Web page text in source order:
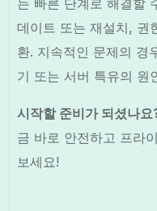
데이트 또는 재설치, 권
환. 지속적인 문제의 경
기 또는 서버 특유의 원
시작할 준비가 되셨나요
금 바로 안전하고 프라
보세요!